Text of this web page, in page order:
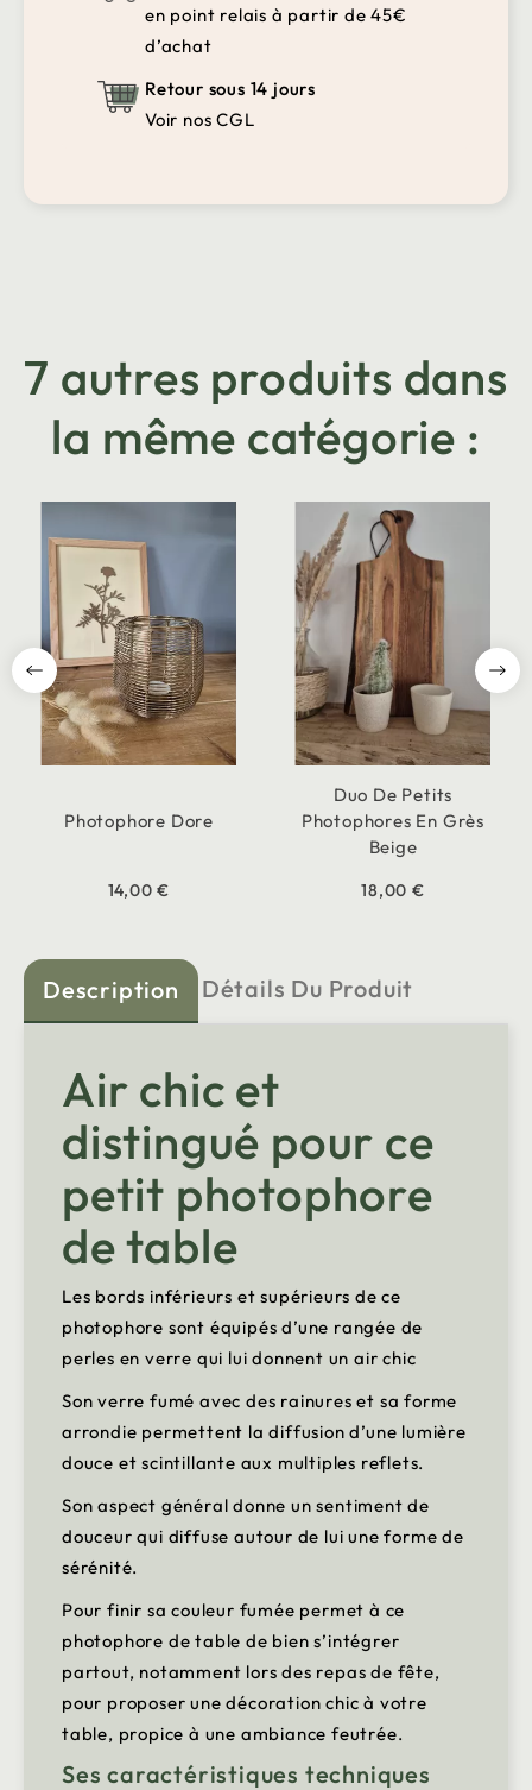
en point relais à partir de 45€
d’achat
Retour sous 14 jours
Voir nos CGL
7 autres produits dans
la même catégorie :
Photophore Dore
14,00 €
Duo De Petits
Photophores En Grès
Beige
18,00 €
Description Détails Du Produit
Air chic et
distingué pour ce
petit photophore
de table
Les bords inférieurs et supérieurs de ce
photophore sont équipés d’une rangée de
perles en verre qui lui donnent un air chic
Son verre fumé avec des rainures et sa forme
arrondie permettent la diffusion d’une lumière
douce et scintillante aux multiples reflets.
Son aspect général donne un sentiment de
douceur qui diffuse autour de lui une forme de
sérénité.
Pour finir sa couleur fumée permet à ce
photophore de table de bien s’intégrer
partout, notamment lors des repas de fête,
pour proposer une décoration chic à votre
table, propice à une ambiance feutrée.
Ses caractéristiques techniques